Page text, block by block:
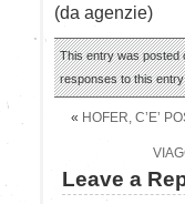
(da agenzie)
This entry was posted
responses to this
« HOFER, C’E’
Leave a